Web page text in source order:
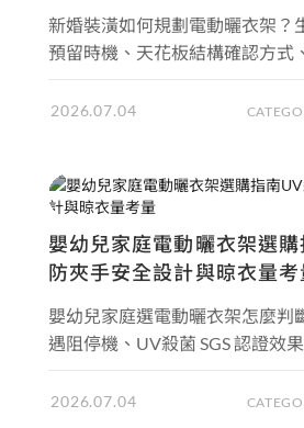
新婚裝潢如何規劃電動曬衣架？
預留時機、天花板結構確認方式
2026.07.04
嬰幼兒家庭電動曬衣架選購
防夾手安全設計與晾衣量考
嬰幼兒家庭選電動曬衣架怎麼判
遇阻停機、UV殺菌 SGS 認證效
2026.07.04